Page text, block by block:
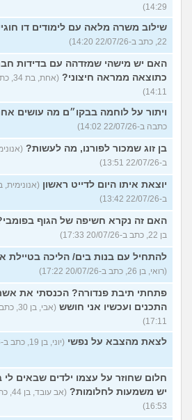
14:29)
שילוב משרה מלאה עם לימודים דו
22, כתב ב-22/07/26 14:20)
האם יש מישהי שמזדהה עם בדידות
כתוצאה ממראה חיצוני?
14:11)
ויתור על לוחמה בבקו״ם מה עושים
כתבה ב-22/07/26 14:02)
בן זוג שמכור לפורנו, מה לעשות?
ב-22/07/26 13:51)
יוצאת איתו היום לדייט ראשון
ב-22/07/26 13:42)
האם זה נקרא חשיפה של הגוף
בן 22, כתב ב-20/07/26 17:33)
להתחיל עם בנות בים/ הליכה בטיילת
(רואי, בן 26, כתב ב-20/07/26 17:22)
פתחתי תיבת פנדורה? הכנסתי את
התכנים ועכשיו אני חושש
17:11)
לצאת מהצבא על נפשי (יוני, בן 19, כתב ב-20/07/26 17:02)
חלום שחוזר על עצמו ילדים שבאים
יש משמעות לחלומות?
16:53)